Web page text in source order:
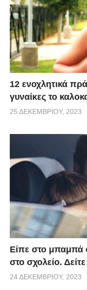
12 ενοχλητικά
γυναίκες το
25 ΔΕΚΕΜΒΡΊΟΥ, 2023
Είπε στο μπαμπά
στο σχολείο. Δείτε
24 ΔΕΚΕΜΒΡΊΟΥ, 2023